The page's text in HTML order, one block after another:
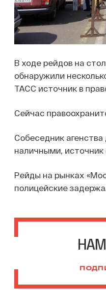
В ходе рейдов на
обнаружили
ТАСС источник в
Сейчас
Собеседник
наличными, источник
Рейды на рынках
полицейские